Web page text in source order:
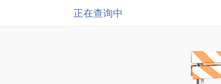
正在查询中